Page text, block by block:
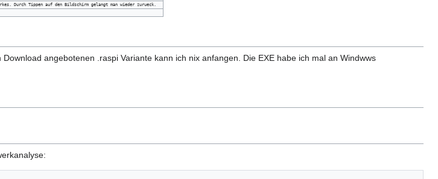
Durch Tippen auf den Bildschirm gelangt man wieder zurueck.
angebotenen .raspi Variante kann ich nix anfangen. Die EXE habe ich mal an Windwws